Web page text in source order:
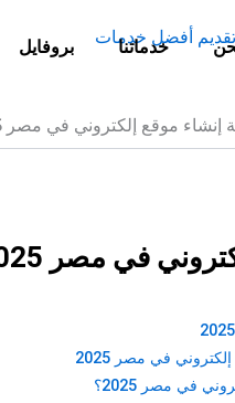
خدماتنا بروفايل
في مصر 2025؟ و لماذا تكلفة تصميم موقع إلكتروني تثير الفضول؟
في مصر 2025
في مصر 2025؟